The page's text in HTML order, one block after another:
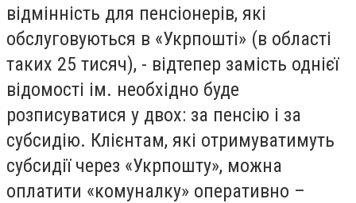
відмінність для пенсіонерів, які
обслуговуються в «Укрпошті» (в області
таких 25 тисяч), - відтепер замість однієї
відомості ім. необхідно буде
розписуватися у двох: за пенсію і за
субсидію. Клієнтам, які отримуватимуть
субсидії через «Укрпошту», можна
оплатити «комуналку» оперативно –